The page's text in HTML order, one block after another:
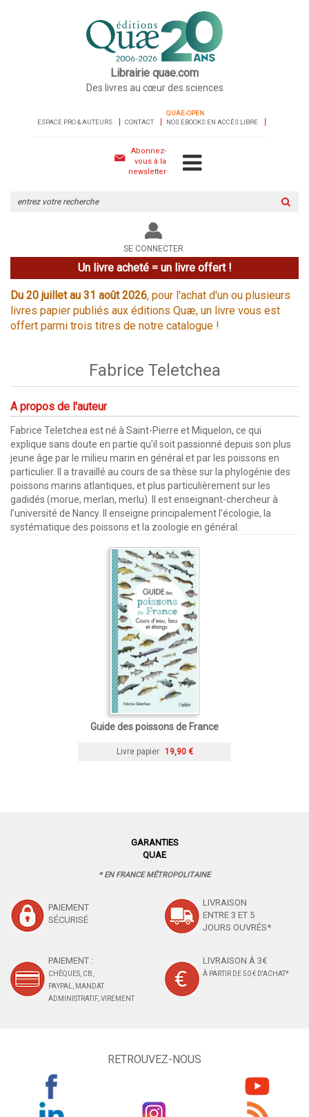
Librairie quae.com
Des livres au cœur des sciences
ESPACE PRO & AUTEURS CONTACT
QUAE-OPEN
NOS EBOOKS EN ACCÈS LIBRE
Abonnez-
vous à la
newsletter
le
site
SE CONNECTER
Un livre acheté = un livre offert !
Du 20 juillet au 31 août 2026, pour l'achat d'un ou plusieurs
livres papier publiés aux éditions Quæ, un livre vous est
offert parmi trois titres de notre catalogue !
Fabrice Teletchea
A propos de l'auteur
Fabrice Teletchea est né à Saint-Pierre et Miquelon, ce qui
explique sans doute en partie qu’il soit passionné depuis son plus
jeune âge par le milieu marin en général et par les poissons en
particulier. Il a travaillé au cours de sa thèse sur la phylogénie des
poissons marins atlantiques, et plus particulièrement sur les
gadidés (morue, merlan, merlu). Il est enseignant-chercheur à
l’université de Nancy. Il enseigne principalement l’écologie, la
systématique des poissons et la zoologie en général.
Guide des poissons de France
Livre papier 19,90 €
GARANTIES
QUAE
* EN FRANCE MÉTROPOLITAINE
PAIEMENT
SÉCURISÉ
LIVRAISON
ENTRE 3 ET 5
JOURS OUVRÉS*
PAIEMENT :
CHÈQUES, CB,
PAYPAL, MANDAT
ADMINISTRATIF, VIREMENT
LIVRAISON À 3€
À PARTIR DE 50 € D'ACHAT*
RETROUVEZ-NOUS